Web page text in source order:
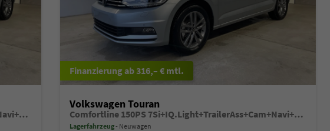
Comfortline 150PS 7Si+IQ.Light+TrailerAss+Cam+Navi+Kamera+Alarm+Kessy+App-Connect
ab 316,– € mtl.
Volkswagen Touran
Comfortline 150PS 7Si+IQ.Light+TrailerAss+Cam+Navi+Kamera+Alarm+Kessy+App-Connect
Lagerfahrzeug Neuwagen